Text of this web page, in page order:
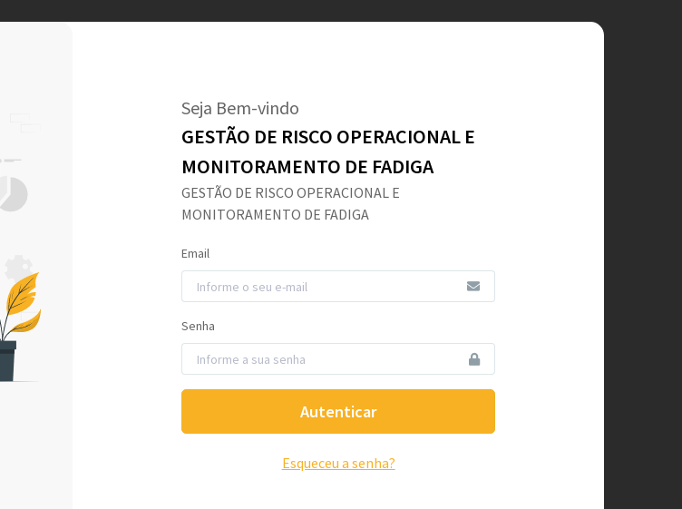
Seja Bem-vindo
GESTÃO DE RISCO OPERACIONAL E
MONITORAMENTO DE FADIGA
GESTÃO DE RISCO OPERACIONAL E
MONITORAMENTO DE FADIGA
Email
Senha
Autenticar
Esqueceu a senha?